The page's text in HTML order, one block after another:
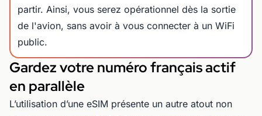
partir. Ainsi, vous serez opérationnel dès la sortie
de l'avion, sans avoir à vous connecter à un WiFi
public.
Gardez votre numéro français actif
en parallèle
L’utilisation d’une eSIM présente un autre atout non